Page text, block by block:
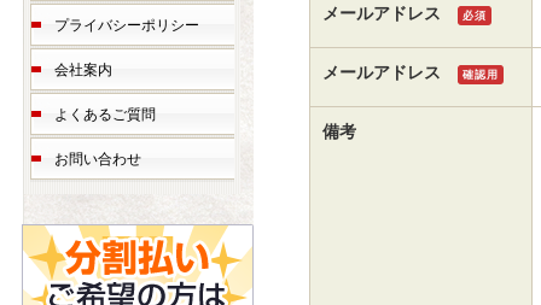
メールアドレス 必須
メールアドレス 確認用
備考
プライバシーポリシー
会社案内
よくあるご質問
お問い合わせ